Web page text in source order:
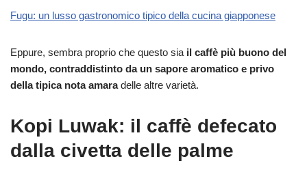
Fugu: un lusso gastronomico tipico della cucina giapponese
Eppure, sembra proprio che questo sia il caffè più buono del
mondo, contraddistinto da un sapore aromatico e privo
della tipica nota amaradelle altre varietà.
Kopi Luwak: il caffè defecato
dalla civetta delle palme